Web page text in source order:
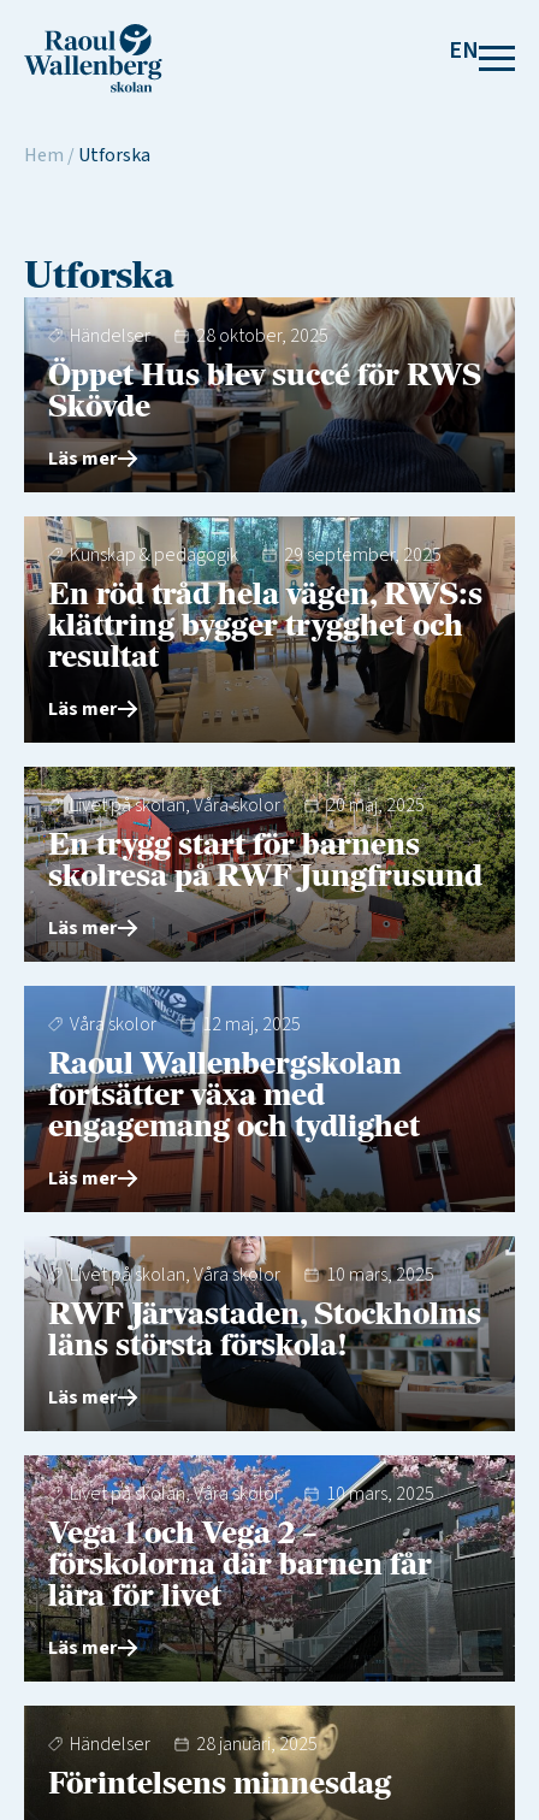
EN
Hem / Utforska
Utforska
Händelser 28 oktober, 2025
Öppet Hus blev succé för RWS
Skövde
Läs mer
Kunskap & pedagogik 29 september, 2025
En röd tråd hela vägen, RWS:s
klättring bygger trygghet och
resultat
Läs mer
Livet på skolan,Våra skolor 20 maj, 2025
En trygg start för barnens
skolresa på RWF Jungfrusund
Läs mer
Våra skolor 12 maj, 2025
Raoul Wallenbergskolan
fortsätter växa med
engagemang och tydlighet
Läs mer
Livet på skolan,Våra skolor 10 mars, 2025
RWF Järvastaden, Stockholms
läns största förskola!
Läs mer
Livet på skolan,Våra skolor 10 mars, 2025
Vega 1 och Vega 2 –
förskolorna där barnen får
lära för livet
Läs mer
Händelser 28 januari, 2025
Förintelsens minnesdag